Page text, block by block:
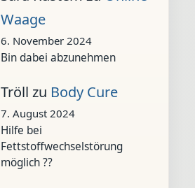
Waage
6. November 2024
Bin dabei abzunehmen
Tröll zu Body Cure
7. August 2024
Hilfe bei
Fettstoffwechselstörung
möglich ??